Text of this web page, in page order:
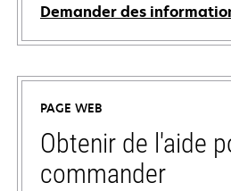
Demander des
PAGE WEB
Obtenir de l'aide
commander